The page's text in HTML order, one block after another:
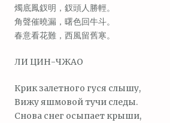
燭底鳳釵明，釵頭人勝輕。
角聲催曉漏，曙色回牛斗。
春意看花難，西風留舊寒。
ЛИ ЦИН-ЧЖАО
Крик залетного гуся слышу,
Вижу яшмовой тучи следы.
Снова снег осыпает крыши,